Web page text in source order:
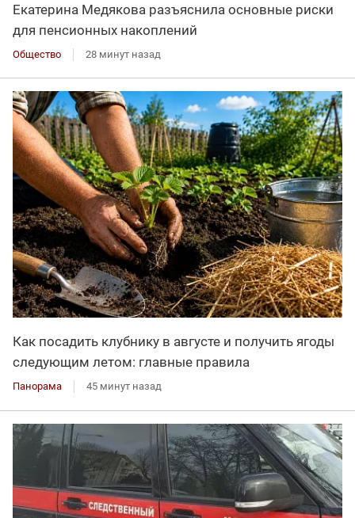
Екатерина Медякова разъяснила основные риски
для пенсионных накоплений
Общество 28 минут назад
Как посадить клубнику в августе и получить ягоды
следующим летом: главные правила
Панорама 45 минут назад